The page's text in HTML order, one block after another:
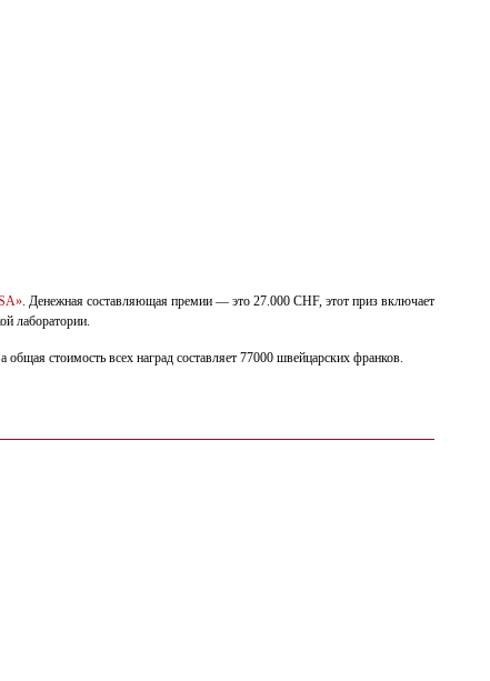
. Денежная составляющая премии — это 27.000 CHF, этот приз включает
лаборатории.
стоимость всех наград составляет 77000 швейцарских франков.